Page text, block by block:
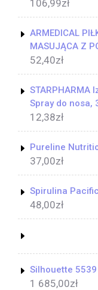
106,99zł
ARMEDICAL
MASUJĄCA Z
52,40zł
STARPHARMA
Spray do nosa,
12,38zł
Pureline
37,00zł
Spirulina
48,00zł
Silhouette
1 685,00zł